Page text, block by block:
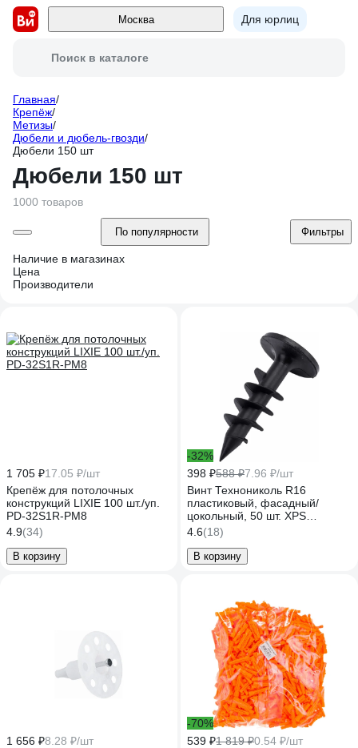
Москва Для юрлиц
Поиск в каталоге
Главная/
Крепёж/
Метизы/
Дюбели и дюбель-гвозди/
Дюбели 150 шт
Дюбели 150 шт
1000 товаров
По популярности Фильтры
Наличие в магазинах
Цена
Производители
1 705 ₽17.05 ₽/шт
Крепёж для потолочных
конструкций LIXIE 100 шт./уп.
PD-32S1R-PM8
4.9(34)
В корзину
-32%
398 ₽588 ₽7.96 ₽/шт
Винт Технониколь R16
пластиковый, фасадный/
цокольный, 50 шт. XPS
TN693440
4.6(18)
В корзину
1 656 ₽8.28 ₽/шт
-70%
539 ₽1 819 ₽0.54 ₽/шт